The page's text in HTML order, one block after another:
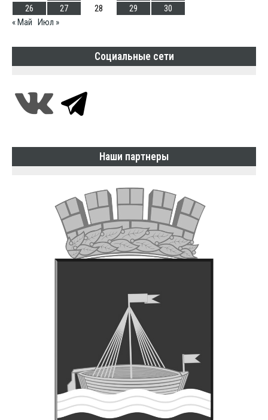
26
27 28 29
30
« Май Июл »
Социальные сети
Наши партнеры